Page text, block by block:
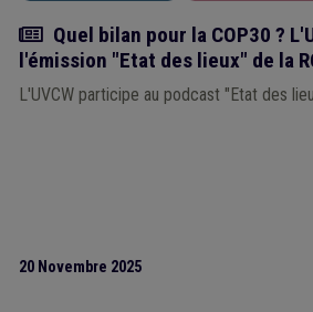
Actualité
Quel bilan pour la COP30 ?
l'émission "Etat des lieux" de la
L'UVCW participe au podcast "Etat des
20 Novembre 2025